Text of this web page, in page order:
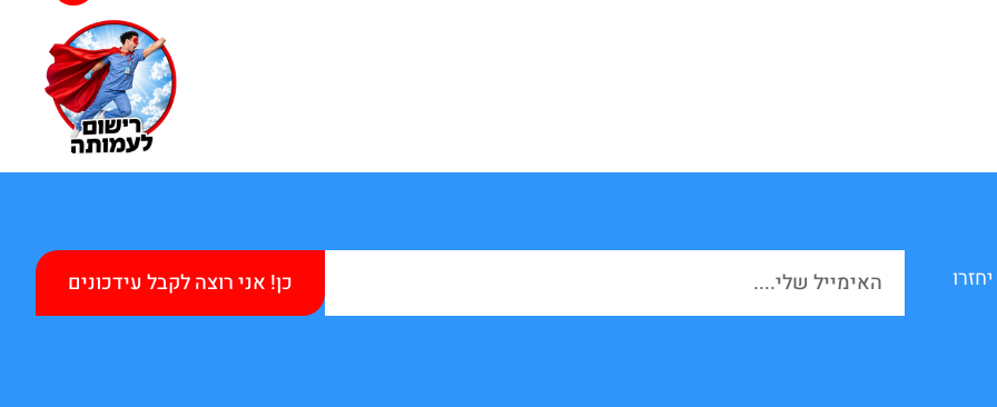
כן! אני רוצה לקבל עידכונים